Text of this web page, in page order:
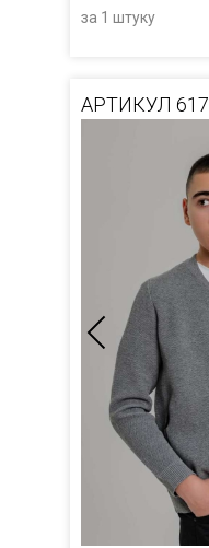
за 1 штуку
АРТИКУЛ 617